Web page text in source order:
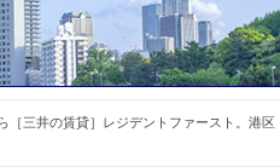
［三井の賃貸］レジデントファースト。